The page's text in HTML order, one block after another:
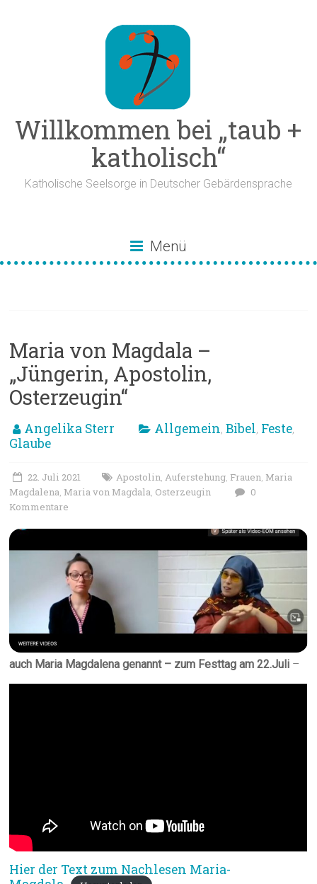
Willkommen bei „taub +
katholisch“
Katholische Seelsorge in Deutscher Gebärdensprache
Menü
Maria von Magdala –
„Jüngerin, Apostolin,
Osterzeugin“
Angelika Sterr Allgemein,Bibel, Feste,
Glaube
22. Juli 2021 Apostolin,Auferstehung, Frauen, Maria
Magdalena, Maria von Magdala, Osterzeugin
0
Kommentare
auch Maria Magdalena genannt – zum Festtag am 22.Juli –
Hier der Text zum Nachlesen Maria-